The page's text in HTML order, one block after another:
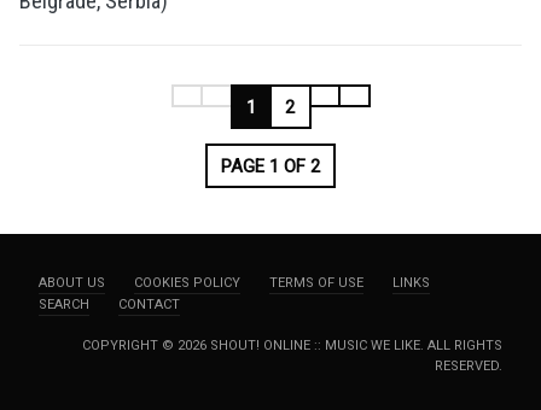
PAGE 1 OF 2
1 2
ABOUT US COOKIES POLICY TERMS OF USE
LINKS
SEARCH
CONTACT
COPYRIGHT © 2026 SHOUT! ONLINE :: MUSIC WE LIKE. ALL RIGHTS
RESERVED.